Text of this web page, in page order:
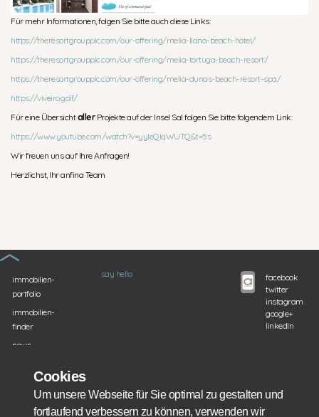
Cookies
Um unsere Webseite für Sie optimal zu gestalten und
fortlaufend verbessern zu können, verwenden wir
Für mehr Informationen, folgen Sie bitte auch diese Links:
https://theresortgroupplc.com/our-offering/melia-llana-beach-hotel/
https://theresortgroupplc.com/our-offering/melia-tortuga-beach-resort/
https://theresortgroupplc.com/our-offering/melia-dunas-beach-resort-spa/
https://viveiro.golf/
Für eine ÜbersichtallerProjekte auf der Insel Sal folgen Sie bitte folgendem Link:
https://www.youtube.com/watch?v=yyIeQIqWUTQ&t=5s
Wir freuen uns auf Ihre Anfragen!
Herzlichst, Ihr anfina Team
immobilien-
portfolio
immobilien-
finder
news
dienstleistungen
Finanztools
say hello
facebook
twitter
instagram
google+
linkedIn